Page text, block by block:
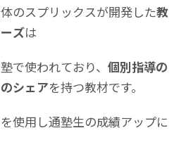
のスプリックスが開発した教
ズは
で使われており、 個別指導の
シェアを持つ教材です。
使用し通塾生の成績アップに